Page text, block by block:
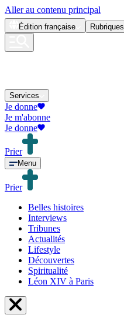
Aller au contenu principal
Édition française Rubriques
Services
Je donne
Je m'abonne
Je donne
Prier
Menu
Prier
Belles histoires
Interviews
Tribunes
Actualités
Lifestyle
Découvertes
Spiritualité
Léon XIV à Paris